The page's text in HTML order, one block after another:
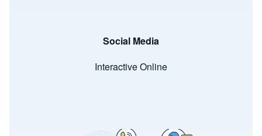
Social Media
Interactive Online